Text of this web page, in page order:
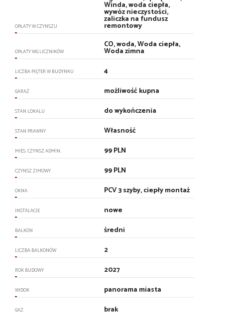
OPŁATY W CZYNSZU
Winda, woda ciepła,
wywóz nieczystości,
zaliczka na fundusz
remontowy
OPŁATY WG LICZNIKÓW
CO, woda, Woda ciepła,
Woda zimna
LICZBA PIĘTER W BUDYNKU 4
GARAŻ możliwość kupna
STAN LOKALU do wykończenia
STAN PRAWNY Własność
MIES. CZYNSZ ADMIN. 99 PLN
CZYNSZ ZIMOWY 99 PLN
OKNA PCV 3 szyby, ciepły montaż
INSTALACJE nowe
BALKON średni
LICZBA BALKONÓW 2
ROK BUDOWY 2027
WIDOK panorama miasta
GAZ brak